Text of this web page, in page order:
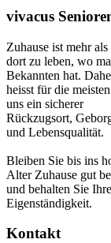
vivacus
Zuhause ist mehr
dort zu leben, wo
Bekannten hat.
heisst für die
uns ein sicherer
Rückzugsort,
und Lebensqualität.
Bleiben Sie bis ins
Alter Zuhause gut
und behalten Sie Ihre
Eigenständigkeit.
Kontakt